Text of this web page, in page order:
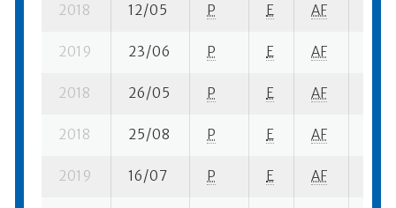
2018 12/05 P E AF
2019 23/06 P E AF
2018 26/05 P E AF
2018 25/08 P E AF
2019 16/07 P E AF